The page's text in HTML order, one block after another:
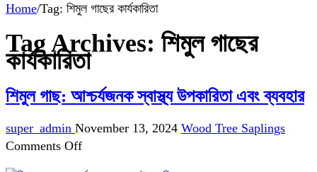
Home/Tag: শিমুল গাছের কার্যকারিতা
Tag Archives: শিমুল গাছের
কার্যকারিতা
শিমুল গাছ: আশ্চর্যজনক স্বাস্থ্য উপকারিতা এবং ব্যবহার
super_admin November 13, 2024 Wood Tree Saplings
Comments Offon